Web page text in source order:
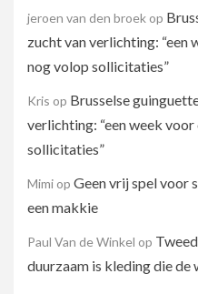
jeroen van den broek op
zucht van verlichting: “een
nog volop sollicitaties”
Kris op Brusselse
verlichting: “een week
sollicitaties”
Mimi op Geen vrij spel voor
een makkie
Paul Van de Winkel op
duurzaam is kleding die de